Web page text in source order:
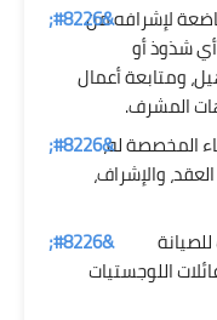
لإشرافه من
أي شذوذ أو
ومتابعة أعمال
المشرف.
المخصصة له،
والإشراف،
اللوجستيات